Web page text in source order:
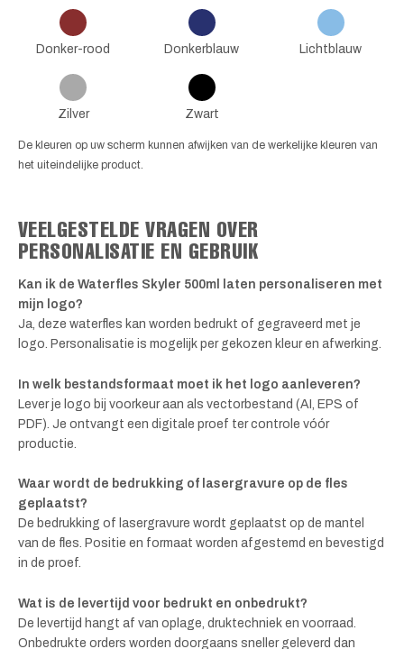
Donker-rood Donkerblauw Lichtblauw
Zilver Zwart
De kleuren op uw scherm kunnen afwijken van de werkelijke kleuren van
het uiteindelijke product.
VEELGESTELDE VRAGEN OVER
PERSONALISATIE EN GEBRUIK
Kan ik de Waterfles Skyler 500ml laten personaliseren met
mijn logo?
Ja, deze waterfles kan worden bedrukt of gegraveerd met je
logo. Personalisatie is mogelijk per gekozen kleur en afwerking.
In welk bestandsformaat moet ik het logo aanleveren?
Lever je logo bij voorkeur aan als vectorbestand (AI, EPS of
PDF). Je ontvangt een digitale proef ter controle vóór
productie.
Waar wordt de bedrukking of lasergravure op de fles
geplaatst?
De bedrukking of lasergravure wordt geplaatst op de mantel
van de fles. Positie en formaat worden afgestemd en bevestigd
in de proef.
Wat is de levertijd voor bedrukt en onbedrukt?
De levertijd hangt af van oplage, druktechniek en voorraad.
Onbedrukte orders worden doorgaans sneller geleverd dan